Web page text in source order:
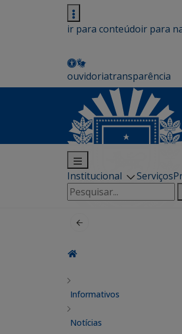
ir para conteúdoir para
ouvidoriatransparência
Institucional Serviços
Pesquisar
por:
Informativos
Notícias